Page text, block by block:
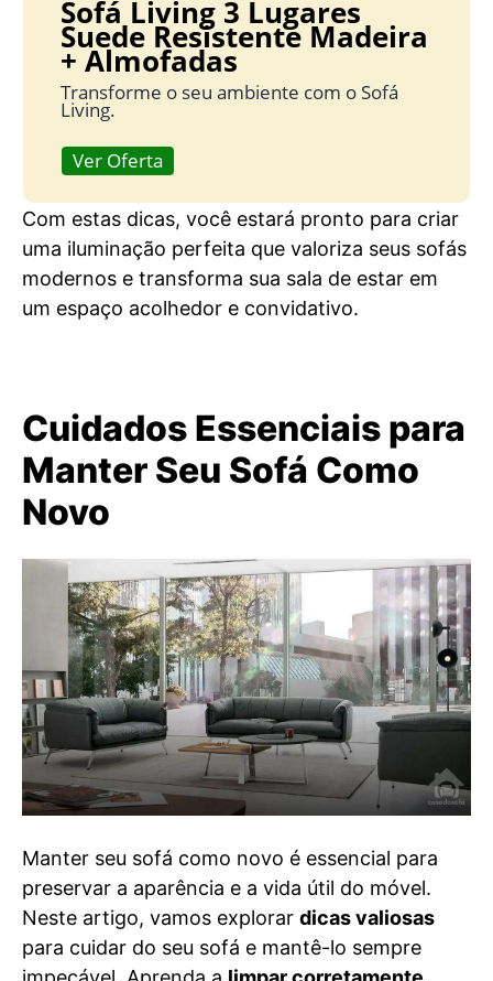
Sofá Living 3 Lugares
Suede Resistente Madeira
+ Almofadas
Transforme o seu ambiente com o Sofá
Living.
Ver Oferta
Com estas dicas, você estará pronto para criar
uma iluminação perfeita que valoriza seus sofás
modernos e transforma sua sala de estar em
um espaço acolhedor e convidativo.
Cuidados Essenciais para
Manter Seu Sofá Como
Novo
Manter seu sofá como novo é essencial para
preservar a aparência e a vida útil do móvel.
Neste artigo, vamos explorar dicas valiosas
para cuidar do seu sofá e mantê-lo sempre